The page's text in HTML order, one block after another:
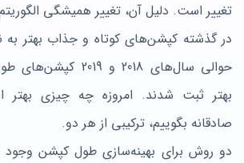
تغییر است. دلیل آن، تغییر همیشگی
در گذشته کپشن‌های کوتاه و جذاب بهتر
حوالی سال‌های 2018 و
بهتر ثبت شدند. امروزه چه چیزی بهتر
صادقانه بگوییم، ترکیبی از هر دو.
دو روش برای بهینه‌سازی طول کپشن وجود